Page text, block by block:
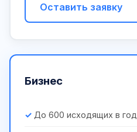
Оставить заявку
Бизнес
До 600 исходящих в год